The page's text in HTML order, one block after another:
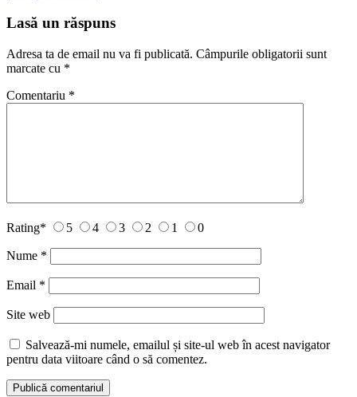
Lasă un răspuns
Adresa ta de email nu va fi publicată. Câmpurile obligatorii sunt
marcate cu *
Comentariu *
Rating* 5 4 3 2 1 0
Nume *
Email *
Site web
Salvează-mi numele, emailul și site-ul web în acest navigator
pentru data viitoare când o să comentez.